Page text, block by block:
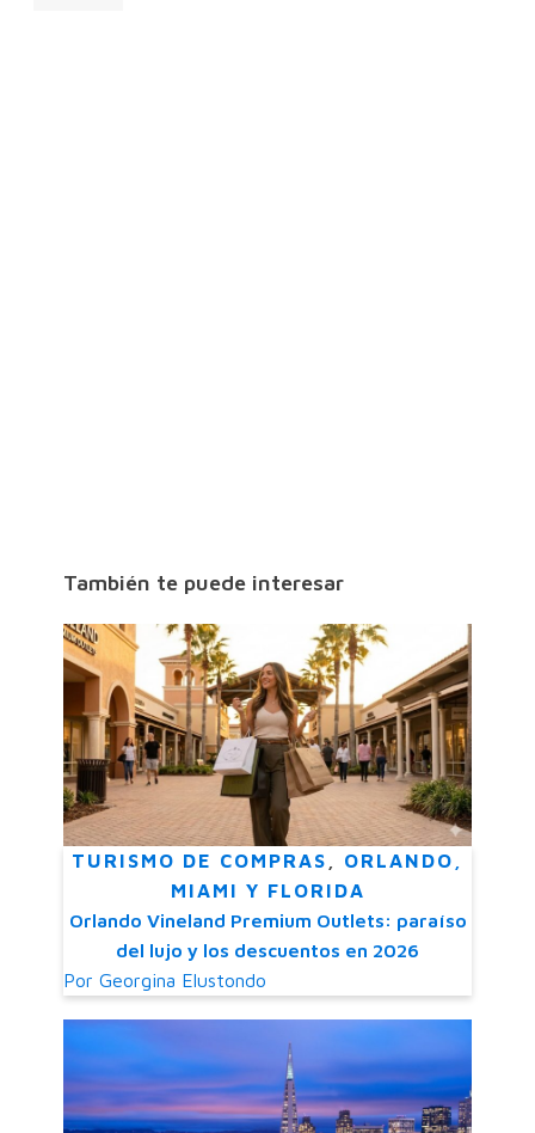
También te puede interesar
TURISMO DE COMPRAS
ORLANDO,
MIAMI Y FLORIDA
Orlando Vineland Premium Outlets: paraíso
del lujo y los descuentos en 2026
Por Georgina Elustondo